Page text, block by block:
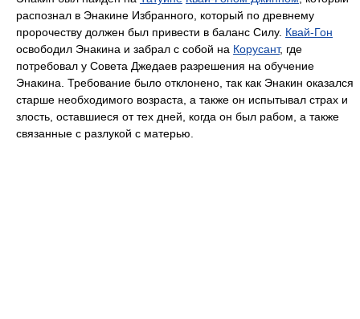
распознал в Энакине Избранного, который по древнему
пророчеству должен был привести в баланс Силу. Квай-Гон
освободил Энакина и забрал с собой на Корусант, где
потребовал у Совета Джедаев разрешения на обучение
Энакина. Требование было отклонено, так как Энакин оказался
старше необходимого возраста, а также он испытывал страх и
злость, оставшиеся от тех дней, когда он был рабом, а также
связанные с разлукой с матерью.